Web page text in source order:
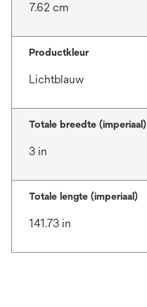
7.62 cm
Productkleur
Lichtblauw
Totale breedte (imperiaal)
3 in
Totale lengte (imperiaal)
141.73 in